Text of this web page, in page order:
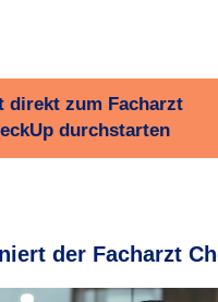
direkt zum Facharzt
durchstarten
der Facharzt